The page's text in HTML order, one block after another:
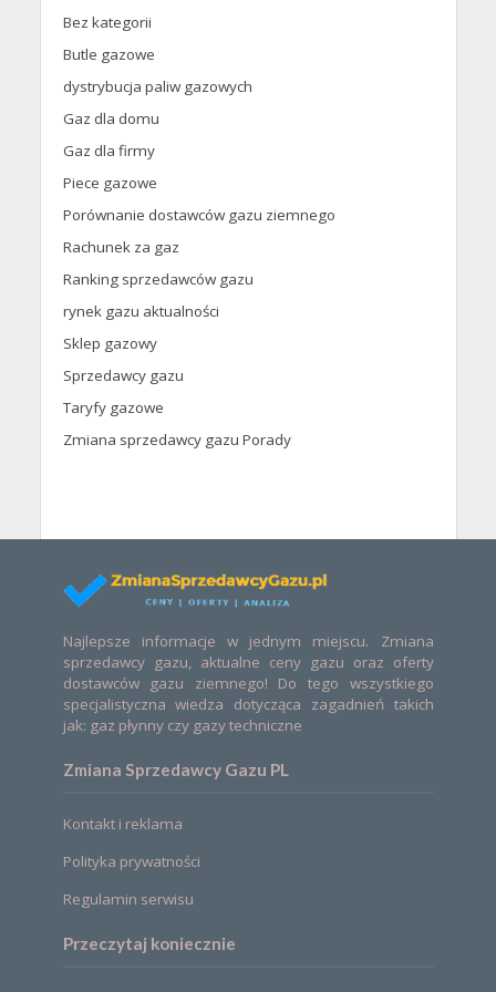
Bez kategorii
Butle gazowe
dystrybucja paliw gazowych
Gaz dla domu
Gaz dla firmy
Piece gazowe
Porównanie dostawców gazu ziemnego
Rachunek za gaz
Ranking sprzedawców gazu
rynek gazu aktualności
Sklep gazowy
Sprzedawcy gazu
Taryfy gazowe
Zmiana sprzedawcy gazu Porady
Najlepsze informacje w jednym miejscu. Zmiana
sprzedawcy gazu, aktualne ceny gazu oraz oferty
dostawców gazu ziemnego! Do tego wszystkiego
specjalistyczna wiedza dotycząca zagadnień takich
jak: gaz płynny czy gazy techniczne
Zmiana Sprzedawcy Gazu PL
Kontakt i reklama
Polityka prywatności
Regulamin serwisu
Przeczytaj koniecznie